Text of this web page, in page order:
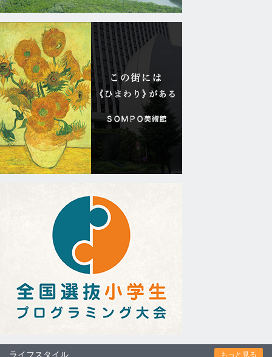
ライフスタイル もっと見る